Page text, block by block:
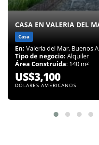
CASA EN VALERIA DEL
Casa
En: Valeria del Mar, Buenos
Tipo de negocio: Alquiler
Área Construida: 140 m²
US$3,100
DÓLARES AMERICANOS